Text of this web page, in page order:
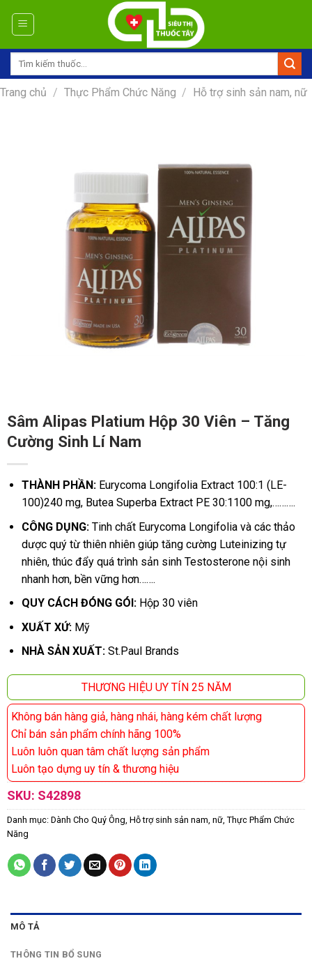
Tìm
Trang chủ / Thực Phẩm Chức Năng / Hỗ trợ sinh sản nam, nữ
Sâm Alipas Platium Hộp 30 Viên – Tăng
Cường Sinh Lí Nam
THÀNH PHẦN:Eurycoma Longifolia Extract 100:1 (LE-
100)240 mg, Butea Superba Extract PE 30:1100 mg,……….
CÔNG DỤNG:Tinh chất Eurycoma Longifolia và các thảo
dược quý từ thiên nhiên giúp tăng cường Luteinizing tự
nhiên, thúc đẩy quá trình sản sinh Testosterone nội sinh
nhanh hơn, bền vững hơn…….
QUY CÁCH ĐÓNG GÓI:Hộp 30 viên
XUẤT XỨ:Mỹ
NHÀ SẢN XUẤT:St.Paul Brands
THƯƠNG HIỆU UY TÍN 25 NĂM
Không bán hàng giả, hàng nhái, hàng kém chất lượng
Chỉ bán sản phẩm chính hãng 100%
Luôn luôn quan tâm chất lượng sản phẩm
Luôn tạo dựng uy tín & thương hiệu
SKU: S42898
Danh mục: Dành Cho Quý Ông, Hỗ trợ sinh sản nam, nữ, Thực Phẩm Chức
Năng
MÔ TẢ
THÔNG TIN BỔ SUNG